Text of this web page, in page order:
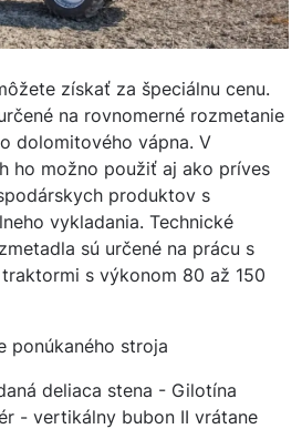
získať za špeciálnu cenu.
na rovnomerné rozmetanie
dolomitového vápna. V
ho možno použiť aj ako príves
produktov s
vykladania. Technické
sú určené na prácu s
s výkonom 80 až 150
ponúkaného stroja
deliaca stena - Gilotína
- vertikálny bubon II vrátane